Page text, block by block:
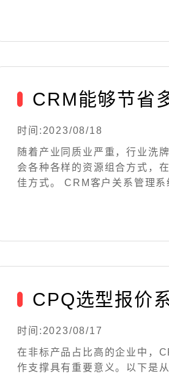
CRM能够节省
时间:2023/08/18
随着产业同质业严重，行业洗
会各种各样的资源组合方式，
佳方式。 CRM客户关系管理
CPQ选型报价
时间:2023/08/17
在非标产品占比高的企业中，
作支撑具有重要意义。以下是